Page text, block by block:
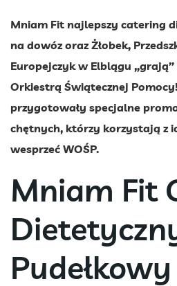
Mniam Fit najlepszy catering
na dowóz oraz Żłobek,
Europejczyk w Elblągu
Orkiestrą Świątecznej
przygotowały specjalne
chętnych, którzy korzystają z
wesprzeć WOŚP.
Mniam Fit